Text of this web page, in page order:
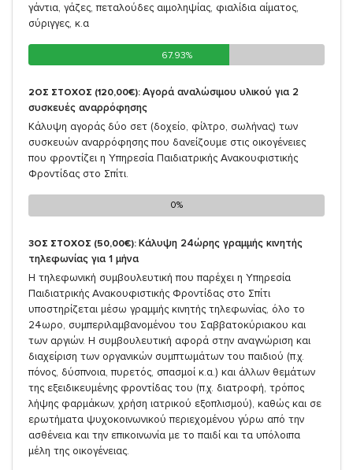
γάντια, γάζες, πεταλούδες αιμοληψίας, φιαλίδια αίματος,
σύριγγες, κ.α
67.93%
67.93%
2ΟΣ ΣΤΟΧΟΣ (120,00€): Αγορά αναλώσιμου υλικού για 2
συσκευές αναρρόφησης
Κάλυψη αγοράς δύο σετ (δοχείο, φίλτρο, σωλήνας) των
συσκευών αναρρόφησης που δανείζουμε στις οικογένειες
που φροντίζει η Υπηρεσία Παιδιατρικής Ανακουφιστικής
Φροντίδας στο Σπίτι.
0%
0%
3ΟΣ ΣΤΟΧΟΣ (50,00€): Κάλυψη 24ώρης γραμμής κινητής
τηλεφωνίας για 1 μήνα
Η τηλεφωνική συμβουλευτική που παρέχει η Υπηρεσία
Παιδιατρικής Ανακουφιστικής Φροντίδας στο Σπίτι
υποστηρίζεται μέσω γραμμής κινητής τηλεφωνίας, όλο το
24ωρο, συμπεριλαμβανομένου του Σαββατοκύριακου και
των αργιών. Η συμβουλευτική αφορά στην αναγνώριση και
διαχείριση των οργανικών συμπτωμάτων του παιδιού (π.χ.
πόνος, δύσπνοια, πυρετός, σπασμοί κ.α.) και άλλων θεμάτων
της εξειδικευμένης φροντίδας του (π.χ. διατροφή, τρόπος
λήψης φαρμάκων, χρήση ιατρικού εξοπλισμού), καθώς και σε
ερωτήματα ψυχοκοινωνικού περιεχομένου γύρω από την
ασθένεια και την επικοινωνία με το παιδί και τα υπόλοιπα
μέλη της οικογένειας.